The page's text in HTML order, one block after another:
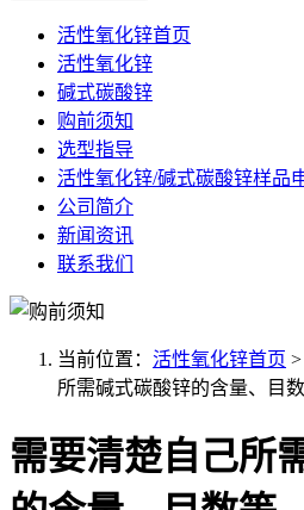
活性氧化锌首页
活性氧化锌
碱式碳酸锌
购前须知
选型指导
活性氧化锌/碱式碳酸锌样品
公司简介
新闻资讯
联系我们
当前位置： 活性氧化锌首页 >
所需碱式碳酸锌的含量、目数
需要清楚自己所